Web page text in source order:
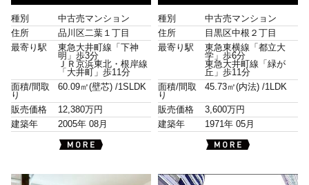
種別
中古売マンション
住所
品川区二葉１丁目
最寄り駅
東急大井町線「下神
明」歩3分
ＪＲ京浜東北・根岸線
「大井町」歩11分
面積/間取
り
60.09㎡(壁芯) /1SLDK
販売価格
12,380万円
建築年
2005年 08月
種別
中古売マンション
住所
目黒区中根２丁目
最寄り駅
東急東横線「都立大
学」歩6分
東急大井町線「緑が
丘」歩11分
面積/間取
り
45.73㎡(内法) /1LDK
販売価格
3,600万円
建築年
1971年 05月